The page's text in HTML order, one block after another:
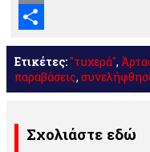
Email
Μοιραστείτε
Ετικέτες:"τυχερά",
παραβάσεις,
Σχολιάστε εδώ